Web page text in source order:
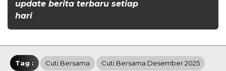
update berita terbaru setiap
hari
Tag : Cuti Bersama Cuti Bersama Desember 2025